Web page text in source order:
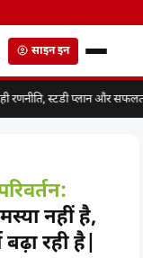
साइन इन
स्टडी प्लान और सफलता
नहीं है,
रही है|